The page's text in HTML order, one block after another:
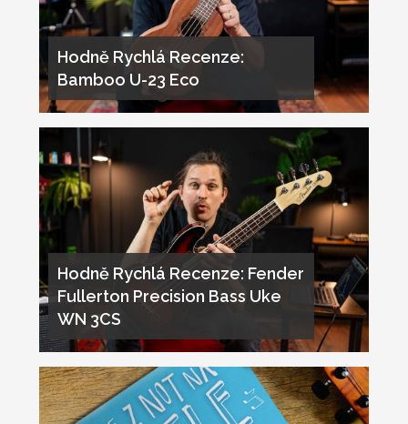
Hodně Rychlá Recenze:
Bamboo U-23 Eco
Hodně Rychlá Recenze: Fender
Fullerton Precision Bass Uke
WN 3CS